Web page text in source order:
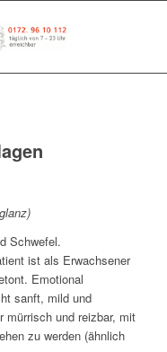
Schwefel.
ist als Erwachsener
Emotional
sanft, mild und
mürrisch und reizbar, mit
zu werden (ähnlich